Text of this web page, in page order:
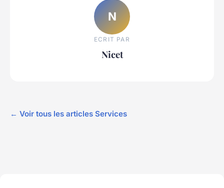
N
ECRIT PAR
Nicet
← Voir tous les articles Services